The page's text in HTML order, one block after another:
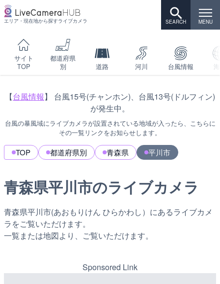
エリア・現在地から探すライブカメラ
サイト
TOP
都道府県
別
道路 河川 台風情報
【台風情報】 台風15号(チャンホン)、台風13号(ドルフィン)
が発生中。
台風の暴風域にライブカメラが設置されている地域が入ったら、こちらに
その一覧リンクをお知らせします。
TOP 都道府県別 青森県 平川市
青森県平川市のライブカメラ
青森県平川市(あおもりけん ひらかわし）にあるライブカメ
ラをご覧いただけます。
一覧または地図より、ご覧いただけます。
Sponsored Link